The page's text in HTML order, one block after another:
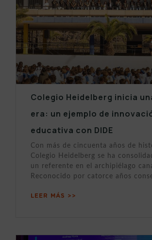
Colegio Heidelberg inicia
era: un ejemplo de
educativa con DIDE
Con más de cincuenta años de
Colegio Heidelberg se ha
un referente en el archipiélago
Reconocido por catorce años
LEER MÁS >>